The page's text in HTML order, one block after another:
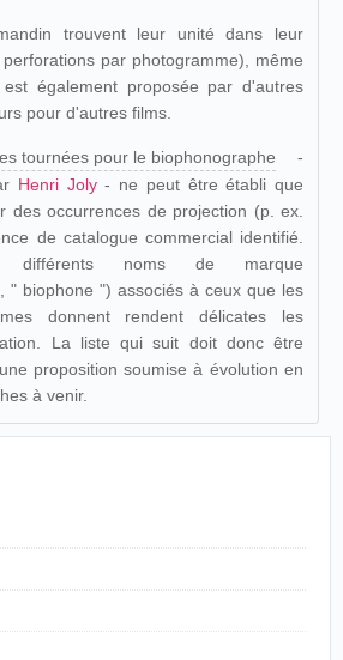
trouvent leur unité dans leur
par photogramme), même
également proposée par d'autres
pour d'autres films.
tournées pour le biophonographe -
Henri Joly- ne peut être établi que
des occurrences de projection (p. ex.
de catalogue commercial identifié.
noms de marque
" biophone ") associés à ceux que les
donnent rendent délicates les
La liste qui suit doit donc être
proposition soumise à évolution en
à venir.